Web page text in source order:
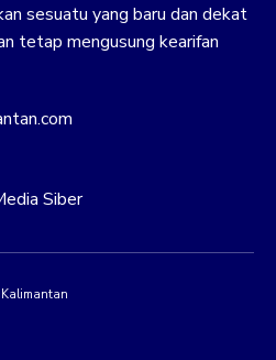
sesuatu yang baru dan dekat
tetap mengusung kearifan
Siber